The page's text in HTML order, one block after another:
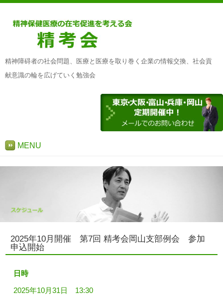
精神障碍者の社会問題、医療と医療を取り巻く企業の情報交換、社会貢
献意識の輪を広げていく勉強会
MENU
2025年10月開催 第7回 精考会岡山支部例会 参加
申込開始
日時
2025年10月31日 13:30